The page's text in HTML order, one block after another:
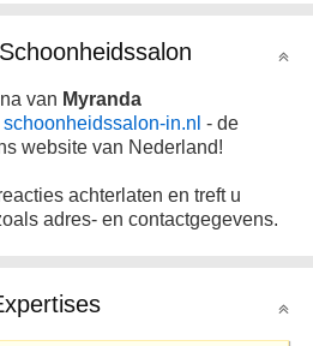
van Myranda
schoonheidssalon-in.nl - de
website van Nederland!
achterlaten en treft u
adres- en contactgegevens.